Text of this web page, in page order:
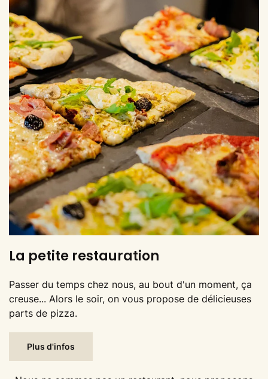
La petite restauration
Passer du temps chez nous, au bout d'un moment, ça
creuse... Alors le soir, on vous propose de délicieuses
parts de pizza.
Plus d'infos